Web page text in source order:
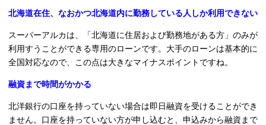
北海道在住、なおかつ北海道内に勤務している人しか利用できない
スーパーアルカは、「北海道に住居および勤務地がある方」のみが
利用すうことができる専用のローンです。大手のローンは基本的に
全国対応なので、この点は大きなマイナスポイントですね。
融資まで時間がかかる
北洋銀行の口座を持っていない場合は即日融資を受けることができ
ません。口座を持っていない方が申し込むと、申込みから融資まで